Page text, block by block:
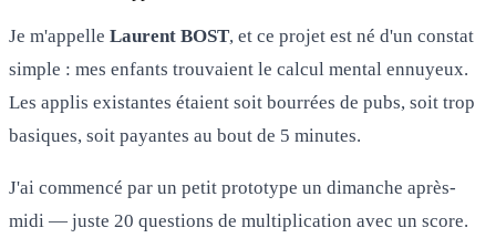
Je m'appelle Laurent BOST, et ce projet est né d'un constat
simple : mes enfants trouvaient le calcul mental ennuyeux.
Les applis existantes étaient soit bourrées de pubs, soit trop
basiques, soit payantes au bout de 5 minutes.
J'ai commencé par un petit prototype un dimanche après-
midi — juste 20 questions de multiplication avec un score.